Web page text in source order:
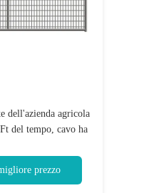
dell'azienda agricola
del tempo, cavo ha
prezzo